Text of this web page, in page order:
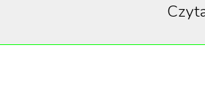
oryginału i dodając nowoczesny